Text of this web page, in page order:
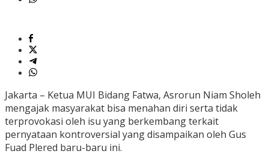
Jakarta – Ketua MUI Bidang Fatwa, Asrorun Niam Sholeh
mengajak masyarakat bisa menahan diri serta tidak
terprovokasi oleh isu yang berkembang terkait
pernyataan kontroversial yang disampaikan oleh Gus
Fuad Plered baru-baru ini.